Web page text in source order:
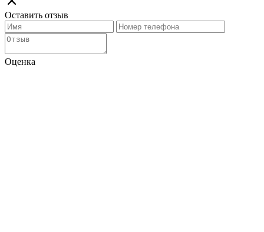
Оставить отзыв
Оценка